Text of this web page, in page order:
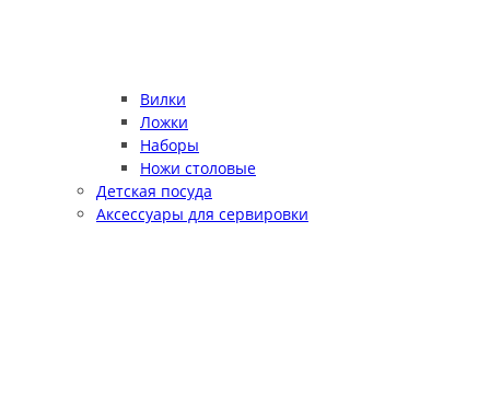
Вилки
Ложки
Наборы
Ножи столовые
Детская посуда
Аксессуары для сервировки